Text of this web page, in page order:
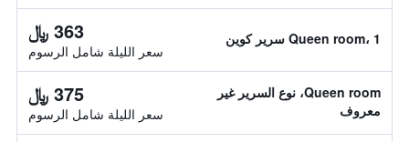
Queen room، 1 سرير كوين 363 ﷼
سعر الليلة شامل الرسوم
Queen room، نوع السرير غير
معروف
375 ﷼
سعر الليلة شامل الرسوم